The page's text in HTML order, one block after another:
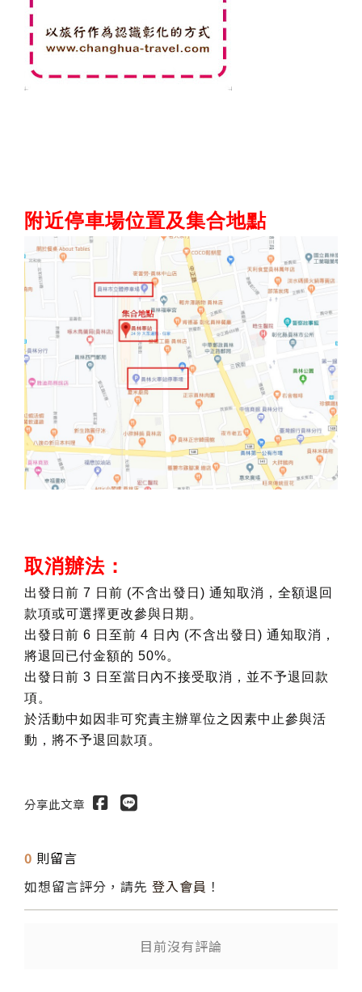
附近停車場位置及集合地點
取消辦法：
出發日前 7 日前 (不含出發日) 通知取消，全額退回
款項或可選擇更改參與日期 。
出發日前 6 日至前 4 日內 (不含出發日) 通知取消，
將退回已付金額的 50%。
出發日前 3 日至當日內不接受取消，並不予退回款
項。
於活動中如因非可究責主辦單位之因素中止參與活
動，將不予退回款項。
分享此文章
0 則留言
如想留言評分，請先 登入會員 ！
目前沒有評論